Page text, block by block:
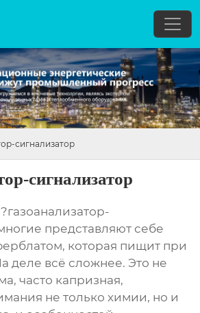
сигнализатор
сигнализатор
представляют себе
которая пищит при
деле всё сложнее. Это не
часто капризная,
не только химии, но и